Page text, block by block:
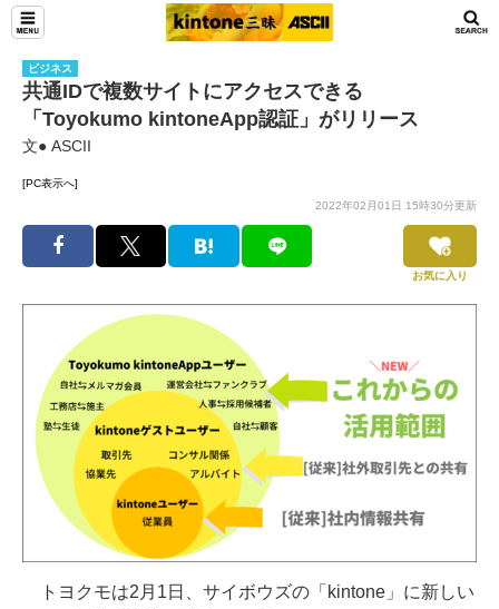
ビジネス
共通IDで複数サイトにアクセスできる
「Toyokumo kintoneApp認証」がリリース
文● ASCII
[PC表示へ]
2022年02月01日 15時30分更新
お気に入り
トヨクモは2月1日、サイボウズの「kintone」に新しい